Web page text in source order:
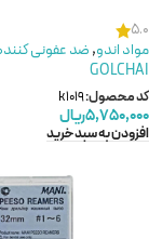
5.0
مواد اندو,ضد عفونی
GOLCHAI
کد محصول:k1019
۵,۷۵۰,۰۰۰ریال
افزودن به سبد خرید